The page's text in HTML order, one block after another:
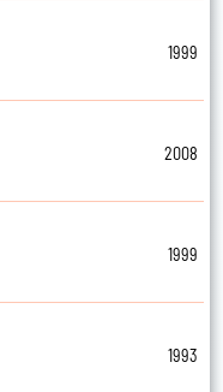
1999
2008
1999
1993